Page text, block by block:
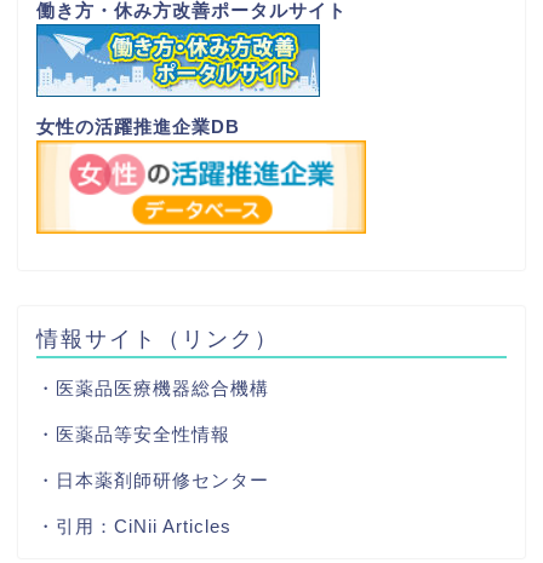
働き方・休み方改善ポータルサイト
女性の活躍推進企業DB
情報サイト（リンク）
・医薬品医療機器総合機構
・医薬品等安全性情報
・日本薬剤師研修センター
・引用： CiNii Articles